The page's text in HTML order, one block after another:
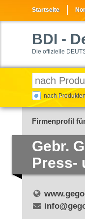
Startseite
BDI -
Die offizielle
nach
Firmenprofil
Gebr.
Press-